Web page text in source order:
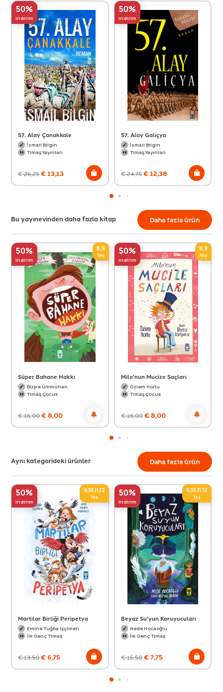
50%
indirim
57. Alay Çanakkale
İsmail Bilgin
Timaş Yayınları
€26,25€13,13
50%
indirim
57. Alay Galiçya
İsmail Bilgin
Timaş Yayınları
€24,75€12,38
Bu yayınevinden daha fazla kitap Daha fazla ürün
50%
indirim
8,9
Yaş
Süper Bahane Hakkı
Büşra Ümmühan
Timaş Çocuk
€16,00€8,00
50%
indirim
8,9
Yaş
Milo'nun Mucize Saçları
Özlem Horlu
Timaş Çocuk
€16,00€8,00
Aynı kategorideki ürünler Daha fazla ürün
50%
indirim
9,10,11,12
Yaş
Martılar Birliği Peripetya
Emine Tuğba Işçimen
İlk Genç Timaş
€13,50€6,75
50%
indirim
9,10,11,12
Yaş
Beyaz Su'yun Koruyucuları
Nede Hocaoğlu
İlk Genç Timaş
€15,50€7,75